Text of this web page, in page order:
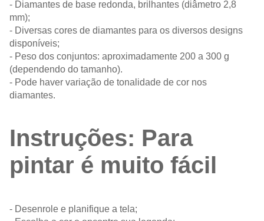
- Diamantes de base redonda, brilhantes (diâmetro 2,8
mm);
- Diversas cores de diamantes para os diversos designs
disponíveis;
- Peso dos conjuntos: aproximadamente 200 a 300 g
(dependendo do tamanho).
- Pode haver variação de tonalidade de cor nos
diamantes.
Instruções: Para
pintar é muito fácil
- Desenrole e planifique a tela;